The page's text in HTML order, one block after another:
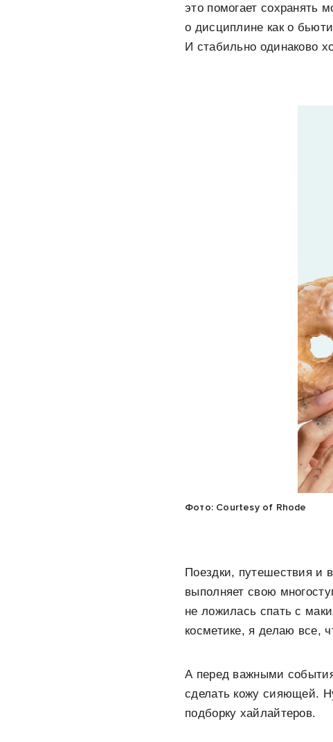
это помогает сохранять
о дисциплине как о
И стабильно одинаково
Фото: Courtesy of Rhode
Поездки, путешествия и
выполняет свою
не ложилась спать с
косметике, я делаю все,
А перед важными
сделать кожу сияющей.
подборку хайлайтеров.